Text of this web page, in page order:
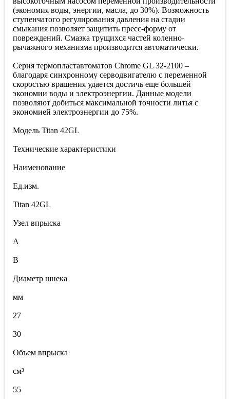
(экономия воды, энергии, масла, до 30%). Возможность
ступенчатого регулирования давления на стадии
смыкания позволяет защитить пресс-форму от
повреждений. Смазка трущихся частей коленно-
рычажного механизма производится автоматически.
Cерия термопластавтоматов Chrome GL 32-2100 –
благодаря синхронному серводвигателю с переменной
скоростью вращения удается достичь еще большей
экономии воды и электроэнергии. Данные модели
позволяют добиться максимальной точности литья с
экономией электроэнергии до 75%.
Модель Titan 42GL
Технические характеристики
Наименование
Ед.изм.
Titan 42GL
Узел впрыска
A
B
Диаметр шнека
мм
27
30
Объем впрыска
см³
55